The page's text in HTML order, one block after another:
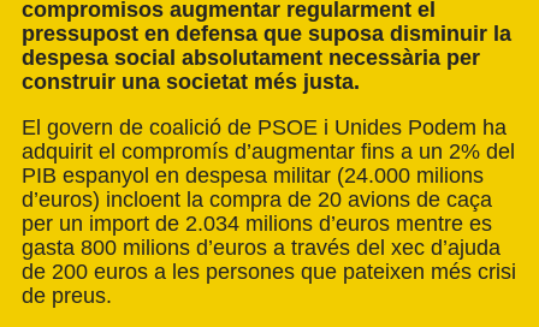
compromisos augmentar regularment el
pressupost en defensa que suposa disminuir la
despesa social absolutament necessària per
construir una societat més justa.
El govern de coalició de PSOE i Unides Podem ha
adquirit el compromís d’augmentar fins a un 2% del
PIB espanyol en despesa militar (24.000 milions
d’euros) incloent la compra de 20 avions de caça
per un import de 2.034 milions d’euros mentre es
gasta 800 milions d’euros a través del xec d’ajuda
de 200 euros a les persones que pateixen més crisi
de preus.